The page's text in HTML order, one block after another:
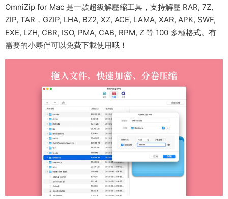
OmniZip for Mac 是一款超級解壓縮工具，支持解壓 RAR, 7Z,
ZIP, TAR，GZIP, LHA, BZ2, XZ, ACE, LAMA, XAR, APK, SWF,
EXE, LZH, CBR, ISO, PMA, CAB, RPM, Z 等 100 多種格式。有
需要的小夥伴可以免費下載使用哦！